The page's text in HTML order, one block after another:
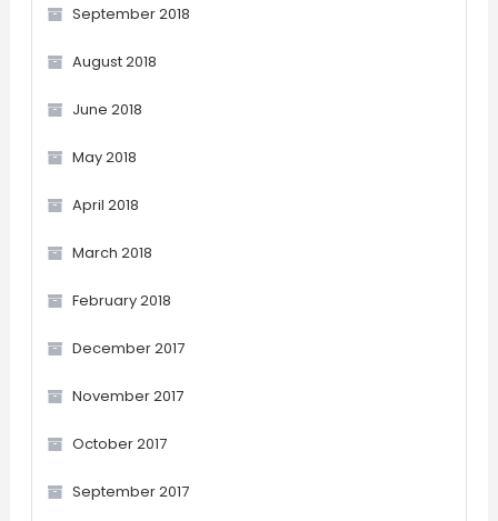
September 2018
August 2018
June 2018
May 2018
April 2018
March 2018
February 2018
December 2017
November 2017
October 2017
September 2017